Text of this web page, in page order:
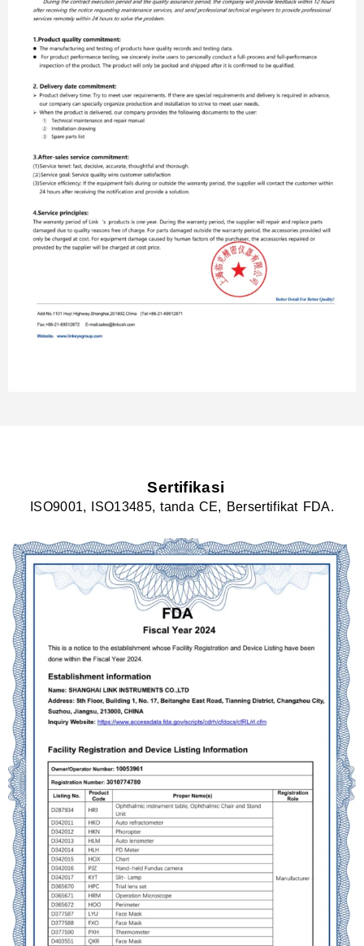
Sertifikasi
ISO9001, ISO13485, tanda CE, Bersertifikat FDA.